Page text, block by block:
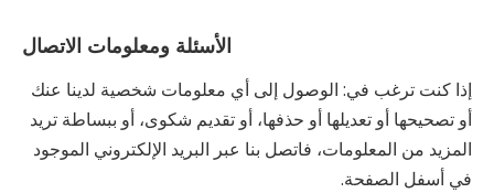
الأسئلة ومعلومات الاتصال
إذا كنت ترغب في: الوصول إلى أي معلومات شخصية لدينا عنك
أو تصحيحها أو تعديلها أو حذفها، أو تقديم شكوى، أو ببساطة تريد
المزيد من المعلومات، فاتصل بنا عبر البريد الإلكتروني الموجود
في أسفل الصفحة.